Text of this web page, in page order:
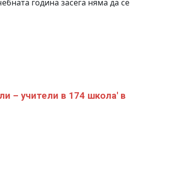
година засега няма да се
– учители в 174 школа' в